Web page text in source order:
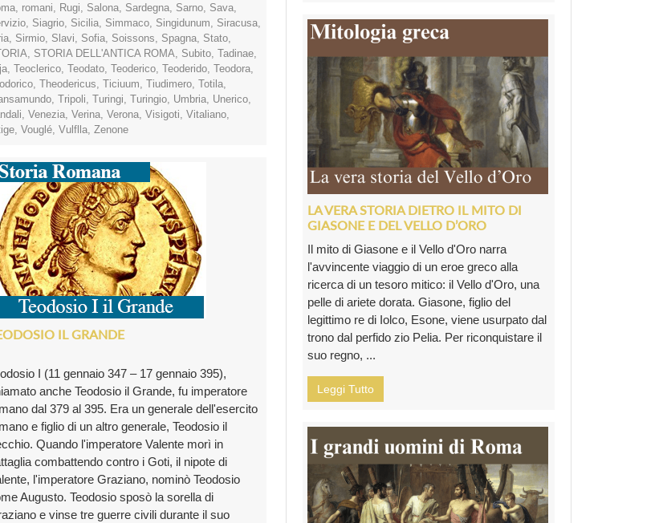
, romani, Rugi, Salona, Sardegna, Sarno, Sava,
, Siagrio, Sicilia, Simmaco, Singidunum, Siracusa,
, Sirmio, Slavi, Sofia, Soissons, Spagna, Stato,
, STORIA DELL'ANTICA ROMA, Subito, Tadinae,
, Teoclerico, Teodato, Teoderico, Teoderido, Teodora,
, Theodericus, Ticiuum, Tiudimero, Totila,
, Tripoli, Turingi, Turingio, Umbria, Unerico,
, Venezia, Verina, Verona, Visigoti, Vitaliano,
, Vouglé, Vulflla, Zenone
IL GRANDE
I (11 gennaio 347 – 17 gennaio 395),
anche Teodosio il Grande, fu imperatore
dal 379 al 395. Era un generale dell'esercito
e figlio di un altro generale, Teodosio il
Quando l'imperatore Valente morì in
combattendo contro i Goti, il nipote di
l'imperatore Graziano, nominò Teodosio
Augusto. Teodosio sposò la sorella di
e vinse tre guerre civili durante il suo
LA VERA STORIA DIETRO IL MITO DI
GIASONE E DEL VELLO D’ORO
Il mito di Giasone e il Vello d'Oro narra
l'avvincente viaggio di un eroe greco alla
ricerca di un tesoro mitico: il Vello d'Oro, una
pelle di ariete dorata. Giasone, figlio del
legittimo re di Iolco, Esone, viene usurpato dal
trono dal perfido zio Pelia. Per riconquistare il
suo regno, ...
Leggi Tutto